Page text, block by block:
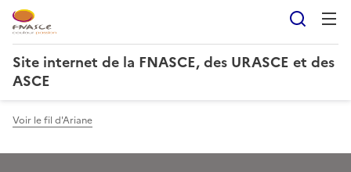
Site internet de la FNASCE, des URASCE et des
ASCE
Voir le fil d'Ariane